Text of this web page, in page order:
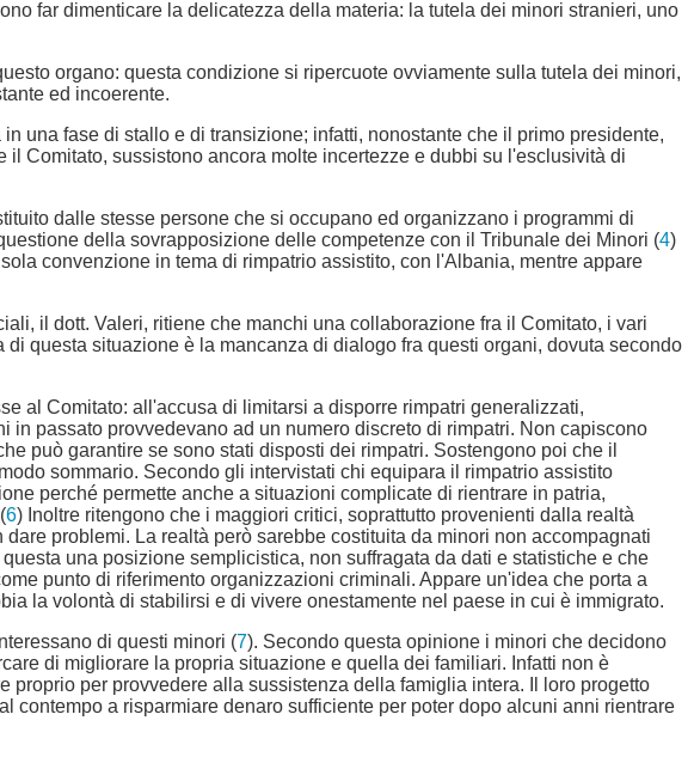
far dimenticare la delicatezza della materia: la tutela dei minori stranieri, uno
organo: questa condizione si ripercuote ovviamente sulla tutela dei minori,
ed incoerente.
una fase di stallo e di transizione; infatti, nonostante che il primo presidente,
Comitato, sussistono ancora molte incertezze e dubbi su l'esclusività di
dalle stesse persone che si occupano ed organizzano i programmi di
della sovrapposizione delle competenze con il Tribunale dei Minori (4)
convenzione in tema di rimpatrio assistito, con l'Albania, mentre appare
il dott. Valeri, ritiene che manchi una collaborazione fra il Comitato, i vari
questa situazione è la mancanza di dialogo fra questi organi, dovuta secondo
al Comitato: all'accusa di limitarsi a disporre rimpatri generalizzati,
passato provvedevano ad un numero discreto di rimpatri. Non capiscono
può garantire se sono stati disposti dei rimpatri. Sostengono poi che il
sommario. Secondo gli intervistati chi equipara il rimpatrio assistito
perché permette anche a situazioni complicate di rientrare in patria,
6) Inoltre ritengono che i maggiori critici, soprattutto provenienti dalla realtà
problemi. La realtà però sarebbe costituita da minori non accompagnati
una posizione semplicistica, non suffragata da dati e statistiche e che
punto di riferimento organizzazioni criminali. Appare un'idea che porta a
la volontà di stabilirsi e di vivere onestamente nel paese in cui è immigrato.
di questi minori (7). Secondo questa opinione i minori che decidono
di migliorare la propria situazione e quella dei familiari. Infatti non è
per provvedere alla sussistenza della famiglia intera. Il loro progetto
a risparmiare denaro sufficiente per poter dopo alcuni anni rientrare